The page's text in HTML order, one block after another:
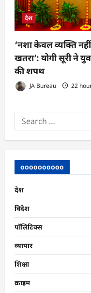
देश
‘नशा केवल व्यक्ति
खतरा’: योगी सूरी ने
की शपथ
JA Bureau 22
Search
for:
oooooooooo
देश
विदेश
पॉलिटिक्स
व्यापार
शिक्षा
क्राइम